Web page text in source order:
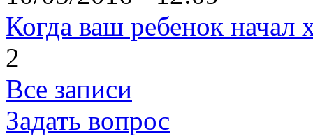
Когда ваш ребенок начал
2
Все записи
Задать вопрос